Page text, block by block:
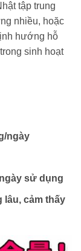
tập trung
nhiều, hoặc
hướng hỗ
sinh hoạt
ngày
sử dụng
lâu, cảm thấy